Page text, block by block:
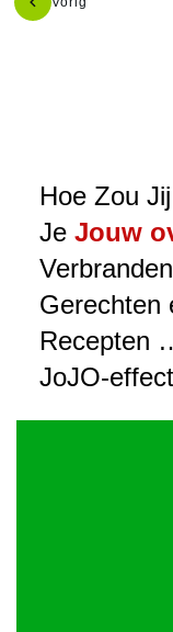
Hoe Zou
Je Jouw
Gerechten
Recepten
JoJO-